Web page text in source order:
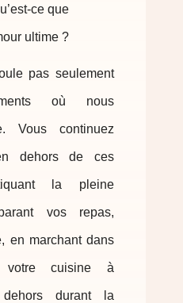
ce que
ultime ?
pas seulement
où nous
Vous continuez
dehors de ces
la pleine
vos repas,
en marchant dans
votre cuisine à
durant la